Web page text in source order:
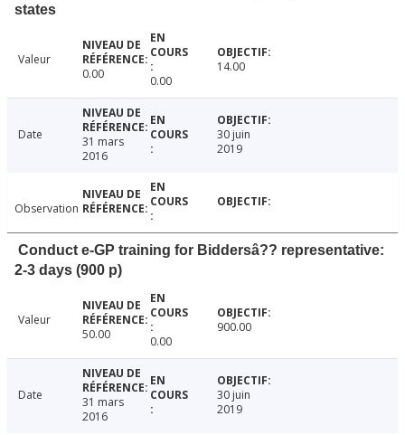
states
Valeur
0.00
0.00
14.00
Date
31 mars
2016
30 juin
2019
Observation
Conduct e-GP training for Biddersâ?? representative:
2-3 days (900 p)
Valeur
50.00
0.00
900.00
Date
31 mars
2016
30 juin
2019